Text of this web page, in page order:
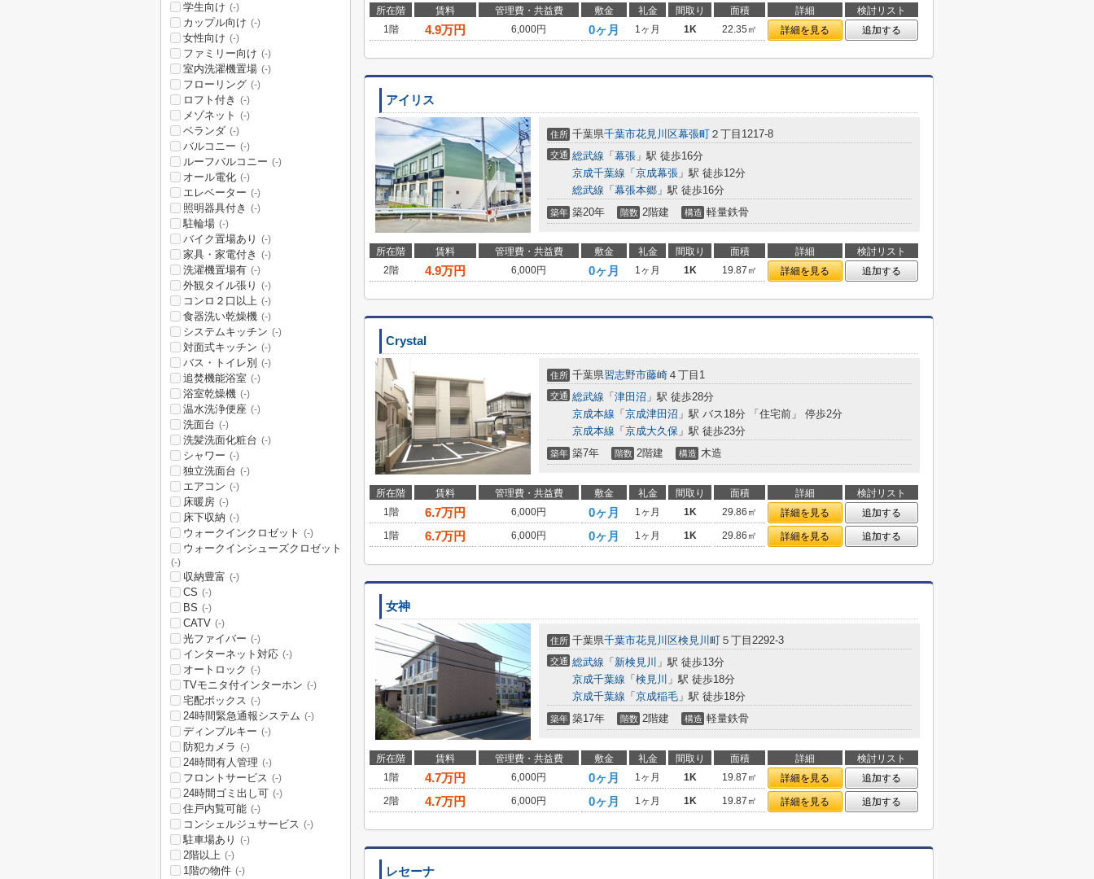
所在階 賃料 管理費・共益費 敷金 礼金 間取り 面積 詳細
検討リスト
1階
4.9万円 6,000円 0ヶ月 1ヶ月 1K 22.35㎡ 詳細を見る 追加する
アイリス
住所 千葉県千葉市花見川区幕張町 ２丁目1217-8
交通 総武線 「 幕張 」駅 徒歩16分
京成千葉線 「 京成幕張 」駅 徒歩12分
総武線 「 幕張本郷 」駅 徒歩16分
築年 築20年 階数 2階建 構造 軽量鉄骨
所在階 賃料 管理費・共益費 敷金 礼金 間取り 面積 詳細
検討リスト
2階
4.9万円 6,000円 0ヶ月 1ヶ月 1K 19.87㎡ 詳細を見る 追加する
Crystal
住所 千葉県習志野市藤崎 ４丁目1
交通 総武線 「 津田沼 」駅 徒歩28分
京成本線 「 京成津田沼 」駅 バス18分 「住宅前」 停歩2分
京成本線 「 京成大久保 」駅 徒歩23分
築年 築7年 階数 2階建 構造 木造
所在階 賃料 管理費・共益費 敷金 礼金 間取り 面積 詳細
検討リスト
1階
6.7万円 6,000円 0ヶ月 1ヶ月 1K 29.86㎡ 詳細を見る
追加する
1階
6.7万円 6,000円 0ヶ月 1ヶ月 1K 29.86㎡ 詳細を見る 追加する
女神
住所 千葉県千葉市花見川区検見川町 ５丁目2292-3
交通 総武線 「 新検見川 」駅 徒歩13分
京成千葉線 「 検見川 」駅 徒歩18分
京成千葉線 「 京成稲毛 」駅 徒歩18分
築年 築17年 階数 2階建 構造 軽量鉄骨
所在階 賃料 管理費・共益費 敷金 礼金 間取り 面積 詳細
検討リスト
1階
4.7万円 6,000円 0ヶ月 1ヶ月 1K 19.87㎡ 詳細を見る
追加する
2階
4.7万円 6,000円 0ヶ月 1ヶ月 1K 19.87㎡ 詳細を見る 追加する
レセーナ
学生向け (-)
カップル向け (-)
女性向け (-)
ファミリー向け (-)
室内洗濯機置場 (-)
フローリング (-)
ロフト付き (-)
メゾネット (-)
ベランダ (-)
バルコニー (-)
ルーフバルコニー (-)
オール電化 (-)
エレベーター (-)
照明器具付き (-)
駐輪場 (-)
バイク置場あり (-)
家具・家電付き (-)
洗濯機置場有 (-)
外観タイル張り (-)
コンロ２口以上 (-)
食器洗い乾燥機 (-)
システムキッチン (-)
対面式キッチン (-)
バス・トイレ別 (-)
追焚機能浴室 (-)
浴室乾燥機 (-)
温水洗浄便座 (-)
洗面台 (-)
洗髪洗面化粧台 (-)
シャワー (-)
独立洗面台 (-)
エアコン (-)
床暖房 (-)
床下収納 (-)
ウォークインクロゼット (-)
ウォークインシューズクロゼット
(-)
収納豊富 (-)
CS (-)
BS (-)
CATV (-)
光ファイバー (-)
インターネット対応 (-)
オートロック (-)
TVモニタ付インターホン (-)
宅配ボックス (-)
24時間緊急通報システム (-)
ディンプルキー (-)
防犯カメラ (-)
24時間有人管理 (-)
フロントサービス (-)
24時間ゴミ出し可 (-)
住戸内覧可能 (-)
コンシェルジュサービス (-)
駐車場あり (-)
2階以上 (-)
1階の物件 (-)